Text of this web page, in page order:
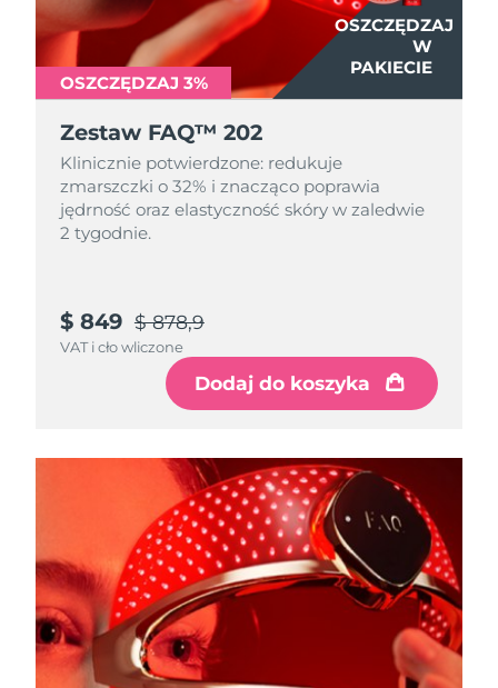
OSZCZĘDZAJ
W
PAKIECIE
OSZCZĘDZAJ 3%
Zestaw FAQ™ 202
Klinicznie potwierdzone: redukuje
zmarszczki o 32% i znacząco poprawia
jędrność oraz elastyczność skóry w zaledwie
2 tygodnie.
$ 849 $ 878,9
VAT i cło wliczone
Dodaj do koszyka